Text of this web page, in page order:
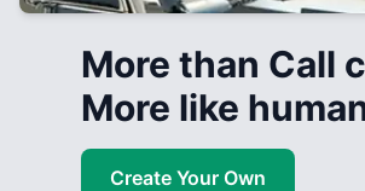
More than Call
More like
Create Your Own